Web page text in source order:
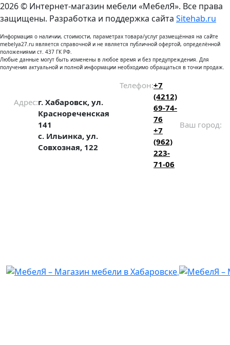
2026 © Интернет-магазин мебели «МебелЯ». Все права
защищены. Разработка и поддержка сайта Sitehab.ru
Информация о наличии, стоимости, параметрах товара/услуг размещённая на сайте
mebelya27.ru является справочной и не является публичной офертой, определённой
положениями ст. 437 ГК РФ.
Любые данные могут быть изменены в любое время и без предупреждения. Для
получения актуальной и полной информации необходимо обращаться в точки продаж.
Адрес:г. Хабаровск, ул.
Краснореченская
141
с. Ильинка, ул.
Совхозная, 122
Телефон:+7
(4212)
69-74-
76
+7
(962)
223-
71-06
Ваш город: